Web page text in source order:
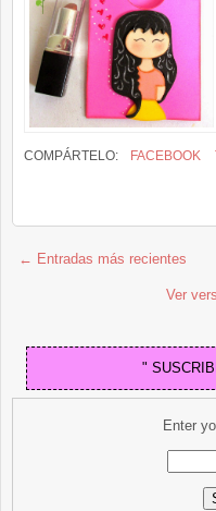
COMPÁRTELO: FACEBOOK
← Entradas más recientes
Ver
"
Enter